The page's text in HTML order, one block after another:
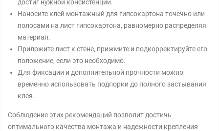
достиг нужной консистенции.
Наносите клей монтажный для гипсокартона точечно или
полосами на лист гипсокартона, равномерно распределяя
материал.
Приложите лист к стене, прижмите и подкорректируйте его
положение, если это необходимо.
Для фиксации и дополнительной прочности можно
временно использовать подпорки до полного застывания
клея.
Соблюдение этих рекомендаций позволит достичь
оптимального качества монтажа и надежности крепления